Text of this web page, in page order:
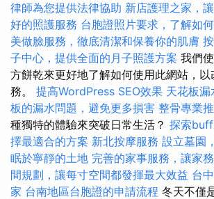
律師為您提供法律協助 新店護理之家，
好的照護服務 台胞證照片要求，了解如
美做臉服務，徹底清潔和保養你的肌膚
子中心，提供全面的月子照護方案 我們
方餅乾來更好地了解如何使用此網站，以
務。 提高WordPress SEO效果 天花板
板的漏水問題，避免更多損害 整骨專業
種獨特的體驗來突破日常生活？ 探索
擇最適合的方案 新北按摩服務 設立墓園
眠於寧靜的土地 完善的家事服務，讓家
間規劃，讓每寸空間都發揮最大效益 台
家 台南地區台胞證的申請流程 冬天不僅